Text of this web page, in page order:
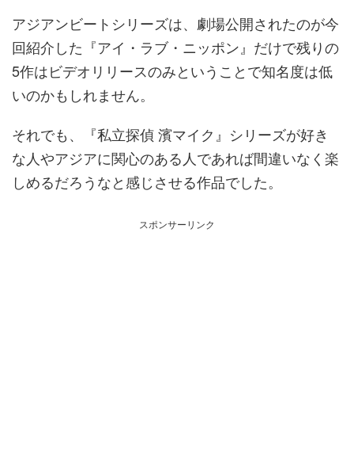
アジアンビートシリーズは、劇場公開されたのが今
回紹介した『アイ・ラブ・ニッポン』だけで残りの
5作はビデオリリースのみということで知名度は低
いのかもしれません。
それでも、『私立探偵 濱マイク』シリーズが好き
な人やアジアに関心のある人であれば間違いなく楽
しめるだろうなと感じさせる作品でした。
スポンサーリンク